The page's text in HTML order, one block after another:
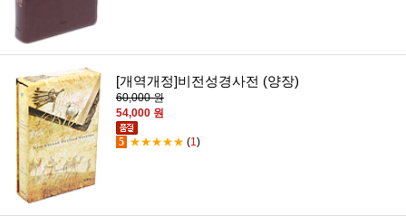
[개역개정]비전성경사전 (양장)
60,000 원
54,000 원
5 ★★★★★ (1)